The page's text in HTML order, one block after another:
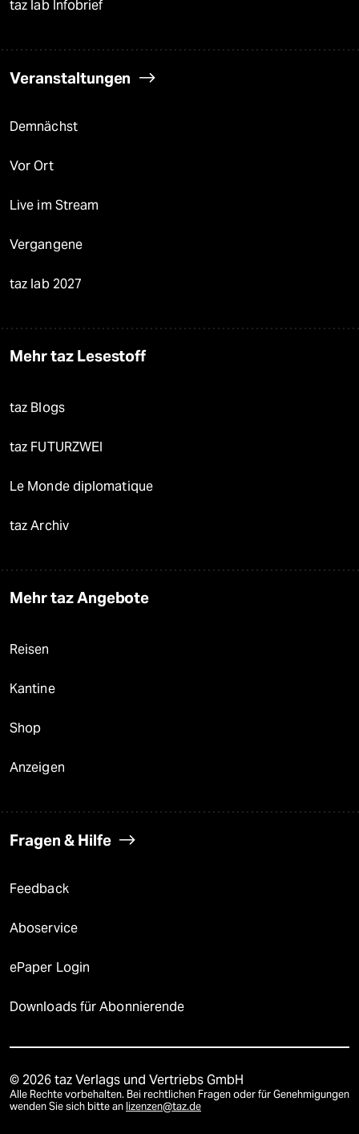
taz lab Infobrief
Veranstaltungen
Demnächst
Vor Ort
Live im Stream
Vergangene
taz lab 2027
Mehr taz Lesestoff
taz Blogs
taz FUTURZWEI
Le Monde diplomatique
taz Archiv
Mehr taz Angebote
Reisen
Kantine
Shop
Anzeigen
Fragen & Hilfe
Feedback
Aboservice
ePaper Login
Downloads für Abonnierende
© 2026 taz Verlags und Vertriebs GmbH
Alle Rechte vorbehalten. Bei rechtlichen Fragen oder für Genehmigungen
wenden Sie sich bitte an lizenzen@taz.de